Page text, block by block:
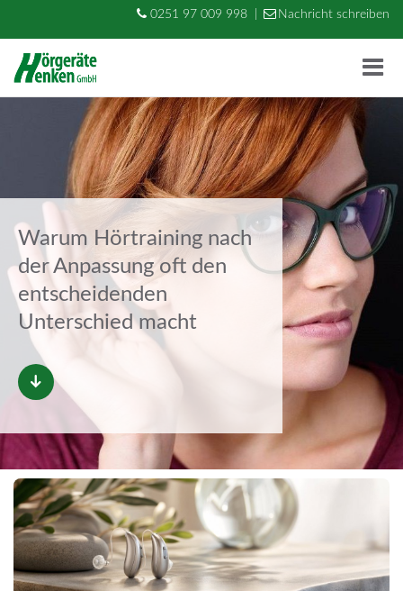
0251 97 009 998 Nachricht schreiben
Warum Hörtraining nach
der Anpassung oft den
entscheidenden
Unterschied macht